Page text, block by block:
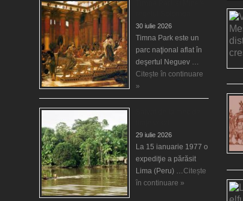
30 iulie 2026
Timna Park este un
parc naţional aflat în
deşertul Neguev …
Citește în continuare
»
29 iulie 2026
La 15 ianuarie 1977 o
expediţie a părăsit
Lima (Peru) …Citește
în continuare »